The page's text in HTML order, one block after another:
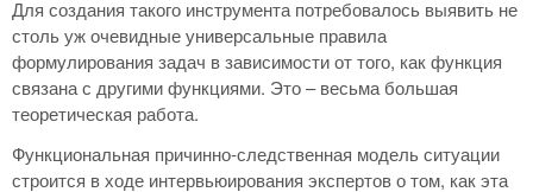
Для создания такого инструмента потребовалось выявить не
столь уж очевидные универсальные правила
формулирования задач в зависимости от того, как функция
связана с другими функциями. Это – весьма большая
теоретическая работа.
Функциональная причинно-следственная модель ситуации
строится в ходе интервьюирования экспертов о том, как эта